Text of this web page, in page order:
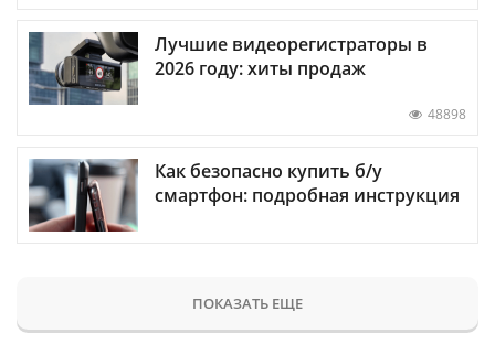
Лучшие видеорегистраторы в
2026 году: хиты продаж
48898
Как безопасно купить б/у
смартфон: подробная инструкция
ПОКАЗАТЬ ЕЩЕ